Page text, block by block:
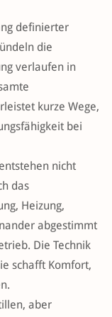
definierter
die
verlaufen in
kurze Wege,
bei
nicht
das
Heizung,
abgestimmt
Die Technik
schafft Komfort,
aber